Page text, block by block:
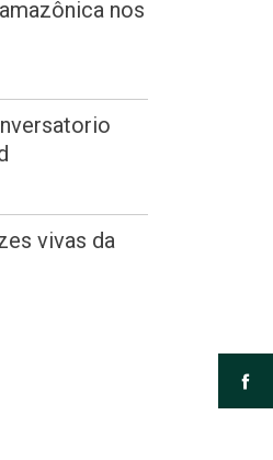
nos
vivas da